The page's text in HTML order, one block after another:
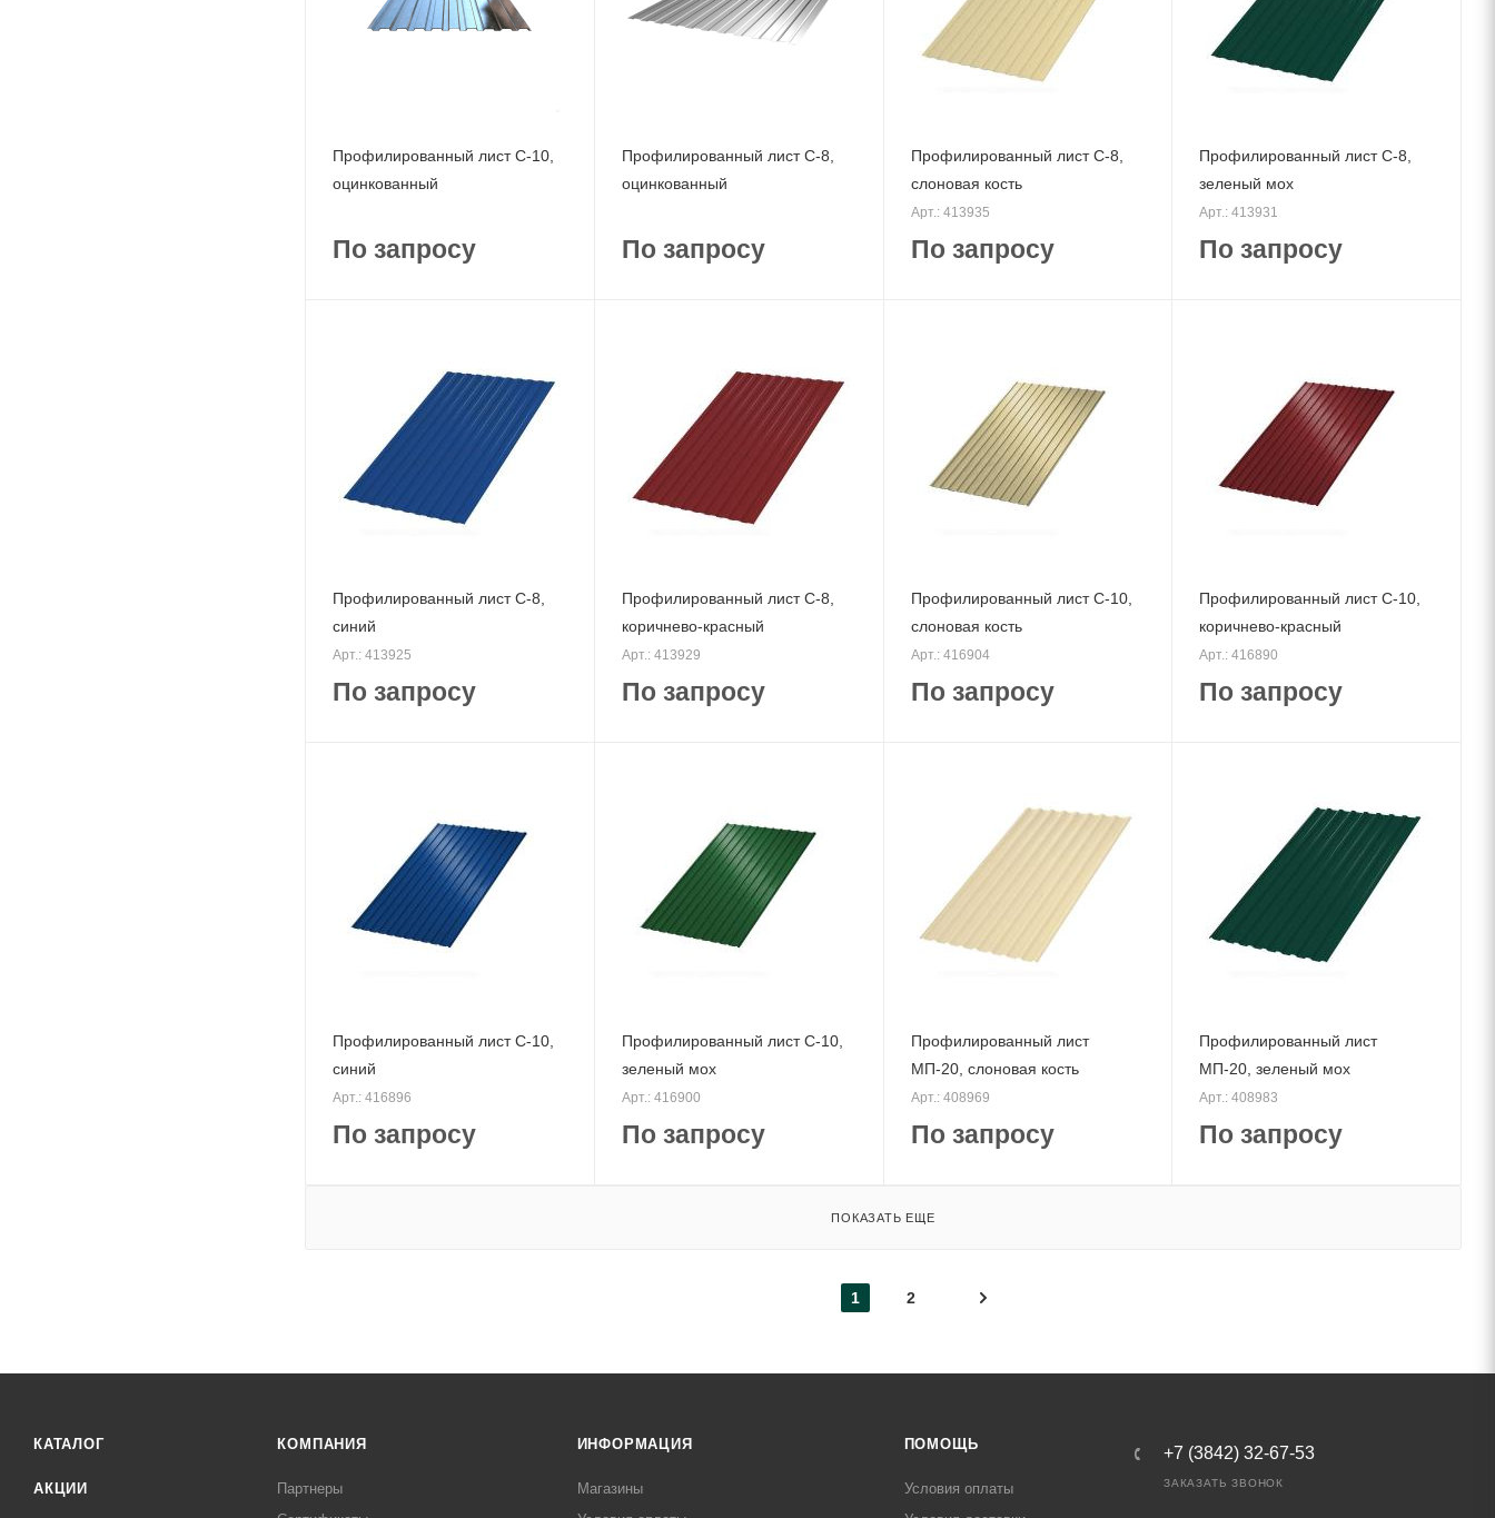
Профилированный лист С-10,
оцинкованный
По запросу
Профилированный лист С-8,
оцинкованный
По запросу
Профилированный лист С-8,
слоновая кость
Арт.: 413935
По запросу
Профилированный лист С-8,
зеленый мох
Арт.: 413931
По запросу
Профилированный лист С-8,
синий
Арт.: 413925
По запросу
Профилированный лист С-8,
коричнево-красный
Арт.: 413929
По запросу
Профилированный лист С-10,
слоновая кость
Арт.: 416904
По запросу
Профилированный лист С-10,
коричнево-красный
Арт.: 416890
По запросу
Профилированный лист С-10,
синий
Арт.: 416896
По запросу
Профилированный лист С-10,
зеленый мох
Арт.: 416900
По запросу
Профилированный лист
МП-20, слоновая кость
Арт.: 408969
По запросу
Профилированный лист
МП-20, зеленый мох
Арт.: 408983
По запросу
ПОКАЗАТЬ ЕЩЕ
1 2
КАТАЛОГ
АКЦИИ
КОМПАНИЯ
Партнеры
ИНФОРМАЦИЯ
Магазины
ПОМОЩЬ
Условия оплаты
+7 (3842) 32-67-53
ЗАКАЗАТЬ ЗВОНОК